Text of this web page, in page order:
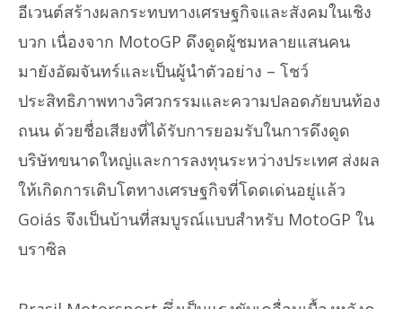
อีเวนต์สร้างผลกระทบทางเศรษฐกิจและสังคมในเชิง
บวก เนื่องจาก MotoGP ดึงดูดผู้ชมหลายแสนคน
มายังอัฒจันทร์และเป็นผู้นำตัวอย่าง – โชว์
ประสิทธิภาพทางวิศวกรรมและความปลอดภัยบนท้อง
ถนน ด้วยชื่อเสียงที่ได้รับการยอมรับในการดึงดูด
บริษัทขนาดใหญ่และการลงทุนระหว่างประเทศ ส่งผล
ให้เกิดการเติบโตทางเศรษฐกิจที่โดดเด่นอยู่แล้ว
Goiás จึงเป็นบ้านที่สมบูรณ์แบบสำหรับ MotoGP ใน
บราซิล